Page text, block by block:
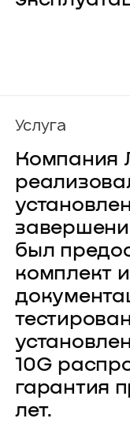
Услуга
Компания
был
комплект
10G
гарантия
лет.